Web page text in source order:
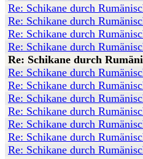
Re: Schikane durch
Re: Schikane durch
Re: Schikane durch
Re: Schikane durch
Re: Schikane durch
Re: Schikane durch
Re: Schikane durch
Re: Schikane durch
Re: Schikane durch
Re: Schikane durch
Re: Schikane durch
Re: Schikane durch